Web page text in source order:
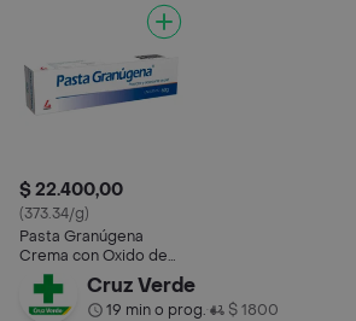
$ 22.400,00
(373.34/g)
Pasta Granúgena
Crema con Oxido de
Zinc
Cruz Verde
19 min o prog.• $ 1800